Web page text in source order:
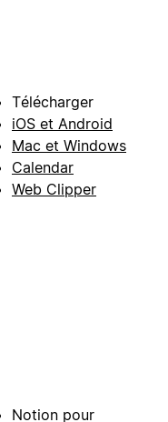
Télécharger
iOS et Android
Mac et Windows
Calendar
Web Clipper
Notion pour